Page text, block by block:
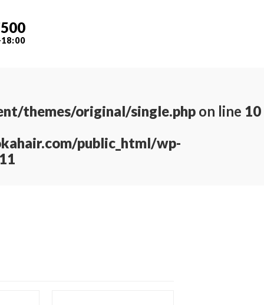
themes/original/single.php on line 10
public_html/wp-
11